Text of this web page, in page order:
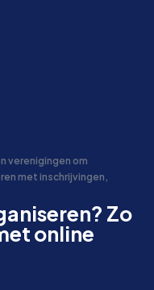
verenigingen om
met inschrijvingen,
Zo
online